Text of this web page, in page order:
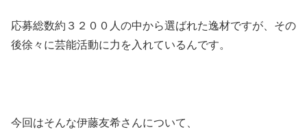
応募総数約３２００人の中から選ばれた逸材ですが、その
後徐々に芸能活動に力を入れているんです。
今回はそんな伊藤友希さんについて、